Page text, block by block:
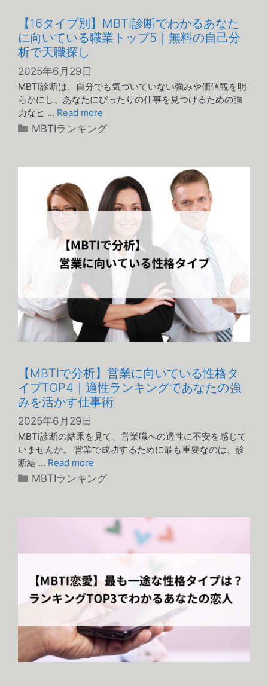
【16タイプ別】MBTI診断でわかるあなた
に向いている職業トップ5｜無料の自己分
析で天職探し
2025年6月29日
MBTI診断は、自分でも気づいていない強みや価値観を明
らかにし、あなたにぴったりの仕事を見つけるための強
力なヒ … Read more
カ
リ
MBTIランキング
【MBTIで分析】営業に向いている性格タ
イプTOP4｜適性ランキングであなたの強
みを活かす仕事術
2025年6月29日
MBTI診断の結果を見て、営業職への適性に不安を感じて
いませんか。 営業で成功するために最も重要なのは、診
断結 … Read more
カ
リ
MBTIランキング